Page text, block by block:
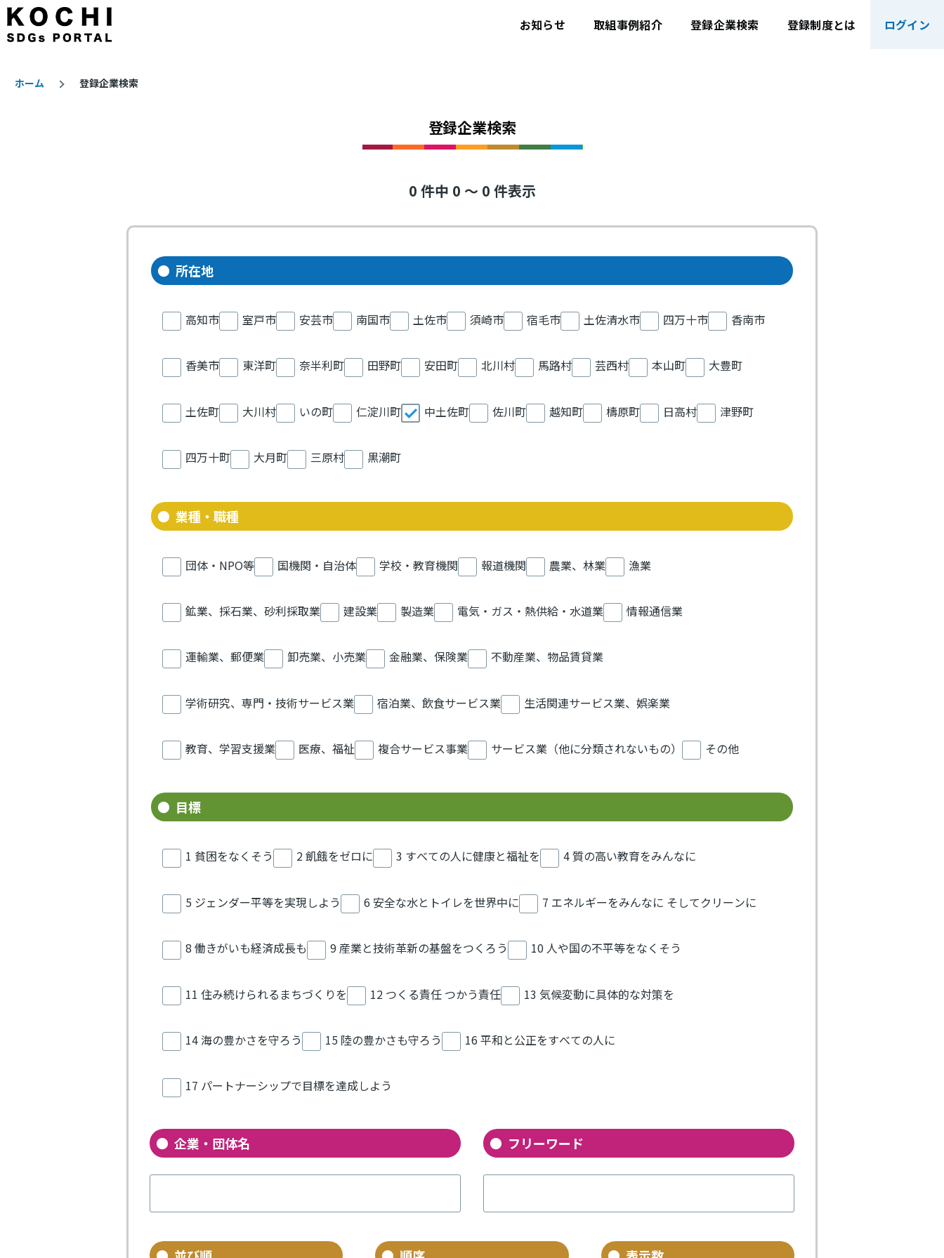
メインコンテンツに移動
メ
ニ
ュ
お知らせ 取組事例紹介 登録企業検索 登録制度とは ログイン
ホーム 登録企業検索
登録企業検索
0 件中 0 ～ 0 件表示
所在地
高知市 室戸市 安芸市 南国市 土佐市 須崎市 宿毛市 土佐清水市 四万十市 香南市
香美市 東洋町 奈半利町 田野町 安田町 北川村 馬路村 芸西村 本山町 大豊町
土佐町 大川村 いの町 仁淀川町 中土佐町 佐川町 越知町 檮原町 日高村 津野町
四万十町 大月町 三原村 黒潮町
業種・職種
団体・NPO等 国機関・自治体 学校・教育機関 報道機関 農業、林業 漁業
鉱業、採石業、砂利採取業 建設業 製造業 電気・ガス・熱供給・水道業 情報通信業
運輸業、郵便業 卸売業、小売業 金融業、保険業 不動産業、物品賃貸業
学術研究、専門・技術サービス業 宿泊業、飲食サービス業 生活関連サービス業、娯楽業
教育、学習支援業 医療、福祉 複合サービス事業 サービス業（他に分類されないもの） その他
目標
1 貧困をなくそう 2 飢餓をゼロに 3 すべての人に健康と福祉を 4 質の高い教育をみんなに
5 ジェンダー平等を実現しよう 6 安全な水とトイレを世界中に 7 エネルギーをみんなに そしてクリーンに
8 働きがいも経済成長も 9 産業と技術革新の基盤をつくろう 10 人や国の不平等をなくそう
11 住み続けられるまちづくりを 12 つくる責任 つかう責任 13 気候変動に具体的な対策を
14 海の豊かさを守ろう 15 陸の豊かさも守ろう 16 平和と公正をすべての人に
17 パートナーシップで目標を達成しよう
企業・団体名 フリーワード